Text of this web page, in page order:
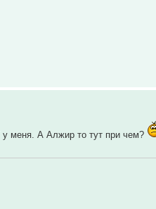
у меня. А Алжир то тут при чем?